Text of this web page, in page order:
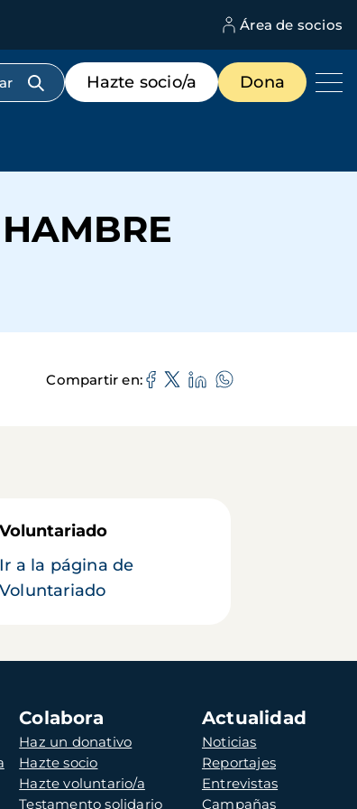
Área de socios
Menú
de
destacados
Hazte socio/a Dona
Compartir en
Voluntariado
Ir a la página de
Voluntariado
Colabora
Haz un donativo
Hazte socio
Hazte voluntario/a
Testamento solidario
Actualidad
Noticias
Reportajes
Entrevistas
Campañas